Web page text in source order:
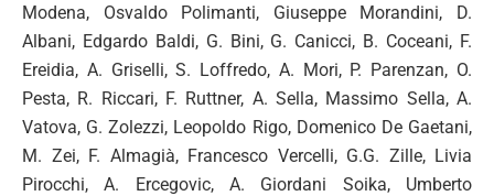
Modena, Osvaldo Polimanti, Giuseppe Morandini, D.
Albani, Edgardo Baldi, G. Bini, G. Canicci, B. Coceani, F.
Ereidia, A. Griselli, S. Loffredo, A. Mori, P. Parenzan, O.
Pesta, R. Riccari, F. Ruttner, A. Sella, Massimo Sella, A.
Vatova, G. Zolezzi, Leopoldo Rigo, Domenico De Gaetani,
M. Zei, F. Almagià, Francesco Vercelli, G.G. Zille, Livia
Pirocchi, A. Ercegovic, A. Giordani Soika, Umberto